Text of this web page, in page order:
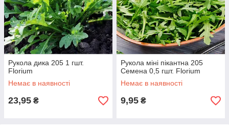
Рукола дика 205 1 гшт.
Florium
Немає в наявності
23,95 ₴
Рукола міні пікантна 205
Семена 0,5 гшт. Florium
Немає в наявності
9,95 ₴